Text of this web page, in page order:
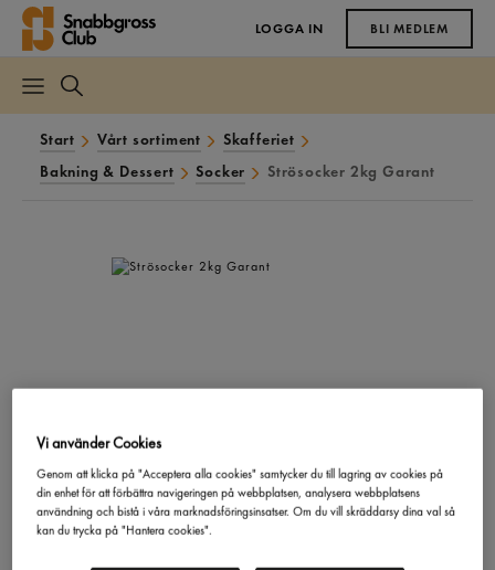
LOGGA IN BLI MEDLEM
Start Vårt sortiment
Skafferiet
Bakning & Dessert
Socker Strösocker 2kg Garant
Vi använder Cookies
Genom att klicka på "Acceptera alla cookies" samtycker du till lagring av cookies på
din enhet för att förbättra navigeringen på webbplatsen, analysera webbplatsens
användning och bistå i våra marknadsföringsinsatser. Om du vill skräddarsy dina val så
kan du trycka på "Hantera cookies".